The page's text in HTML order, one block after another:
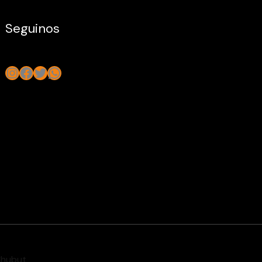
Seguinos
Instagram
Facebook
Twitter
WhatsApp